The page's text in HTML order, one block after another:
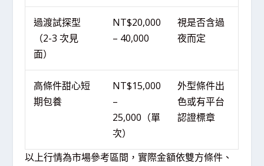
過渡試探型
（2-3 次見
面）
NT$20,000
– 40,000
視是否含過
夜而定
高條件甜心短
期包養
NT$15,000
–
25,000（單
次）
外型條件出
色或有平台
認證標章
以上行情為市場參考區間，實際金額依雙方條件、